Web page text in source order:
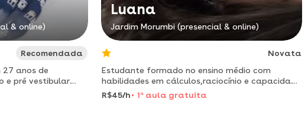
& online)
Recomendada
anos de
e pré vestibular
de forma
Luana
Jardim Morumbi (presencial & online)
Novata
Estudante formado no ensino médio com
habilidades em cálculos,raciocínio e capacidade
de explicação
R$45/h 1 a aula gratuita